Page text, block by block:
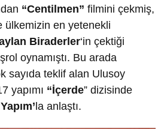
“Centilmen” filmini çekmiş,
ülkemizin en yetenekli
Biraderler‘in çektiği
oynamıştı. Bu arada
sayıda teklif alan Ulusoy
yapımı “İçerde” dizisinde
la anlaştı.